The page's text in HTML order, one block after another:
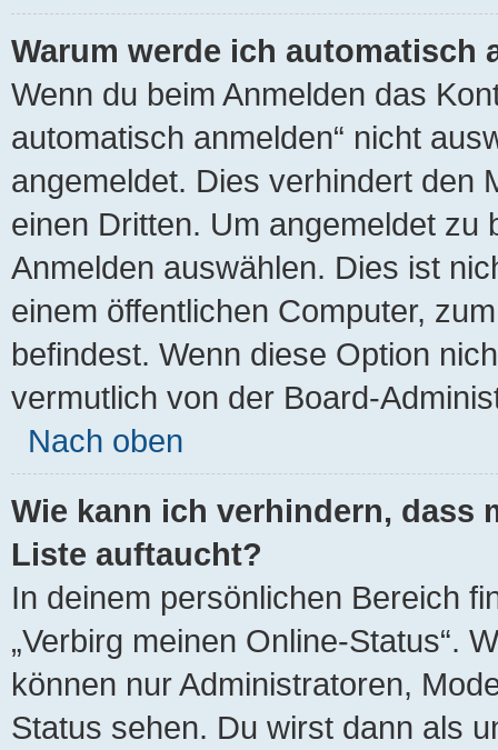
Warum werde ich automatisch
Wenn du beim Anmelden das
automatisch anmelden“ nicht
angemeldet. Dies verhindert den
einen Dritten. Um angemeldet
Anmelden auswählen. Dies ist
einem öffentlichen Computer,
befindest. Wenn diese Option
vermutlich von der Board-
Nach oben
Wie kann ich verhindern, dass
Liste auftaucht?
In deinem persönlichen Bereich
„Verbirg meinen Online-Status“.
können nur Administratoren,
Status sehen. Du wirst dann als